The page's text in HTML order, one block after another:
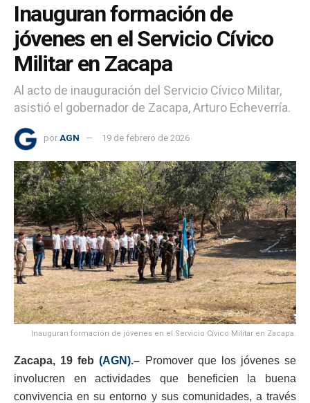
Inauguran formación de
jóvenes en el Servicio Cívico
Militar en Zacapa
Al acto de inauguración del Servicio Cívico Militar,
asistió el gobernador de Zacapa, Arturo Echeverría.
por AGN 19 de febrero de 2026
Inauguran formación de jóvenes en el Servicio Cívico Militar en Zacapa.
Zacapa, 19 feb(AGN).– Promover que los jóvenes se
involucren en actividades que beneficien la buena
convivencia en su entorno y sus comunidades, a través